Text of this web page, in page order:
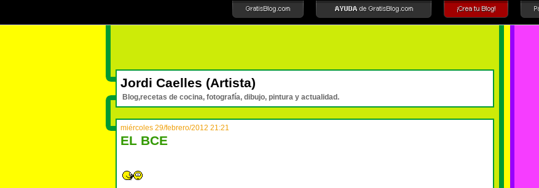
Jordi Caelles (Artista)
Blog,recetas de cocina, fotografía, dibujo, pintura y actualidad.
miércoles 29/febrero/2012 21:21
EL BCE